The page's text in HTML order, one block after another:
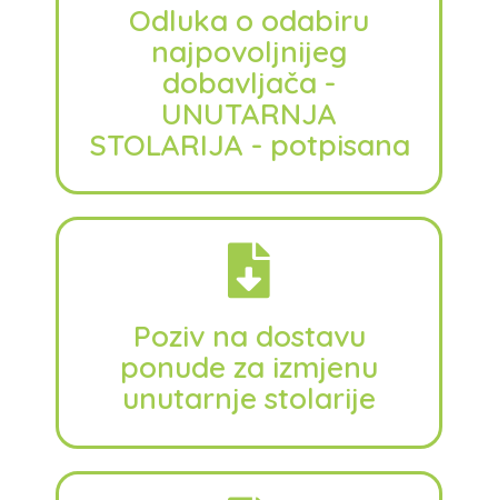
Odluka o odabiru
najpovoljnijeg
dobavljača -
UNUTARNJA
STOLARIJA - potpisana
Poziv na dostavu
ponude za izmjenu
unutarnje stolarije